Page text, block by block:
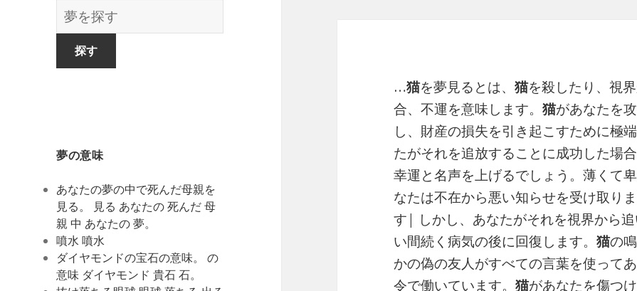
夢
の
夢の意味
あなたの夢の中で死んだ母親を
見る。 見る あなたの 死んだ 母
親 中 あなたの 夢。
噴水 噴水
ダイヤモンドの宝石の意味。 の
意味 ダイヤモンド 貴石 石。
…猫を夢見るとは、猫を殺したり、視
合、不運を意味します。猫があなたを
し、財産の損失を引き起こすために極
たがそれを追放することに成功した場
幸運と名声を上げるでしょう。薄くて
なたは不在から悪い知らせを受け取り
す| しかし、あなたがそれを視界から
い間続く病気の後に回復します。猫の
かの偽の友人がすべての言葉を使って
令で働いています。猫があなたを傷つ